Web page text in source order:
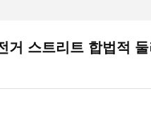
거 스트리트 합법적 둘